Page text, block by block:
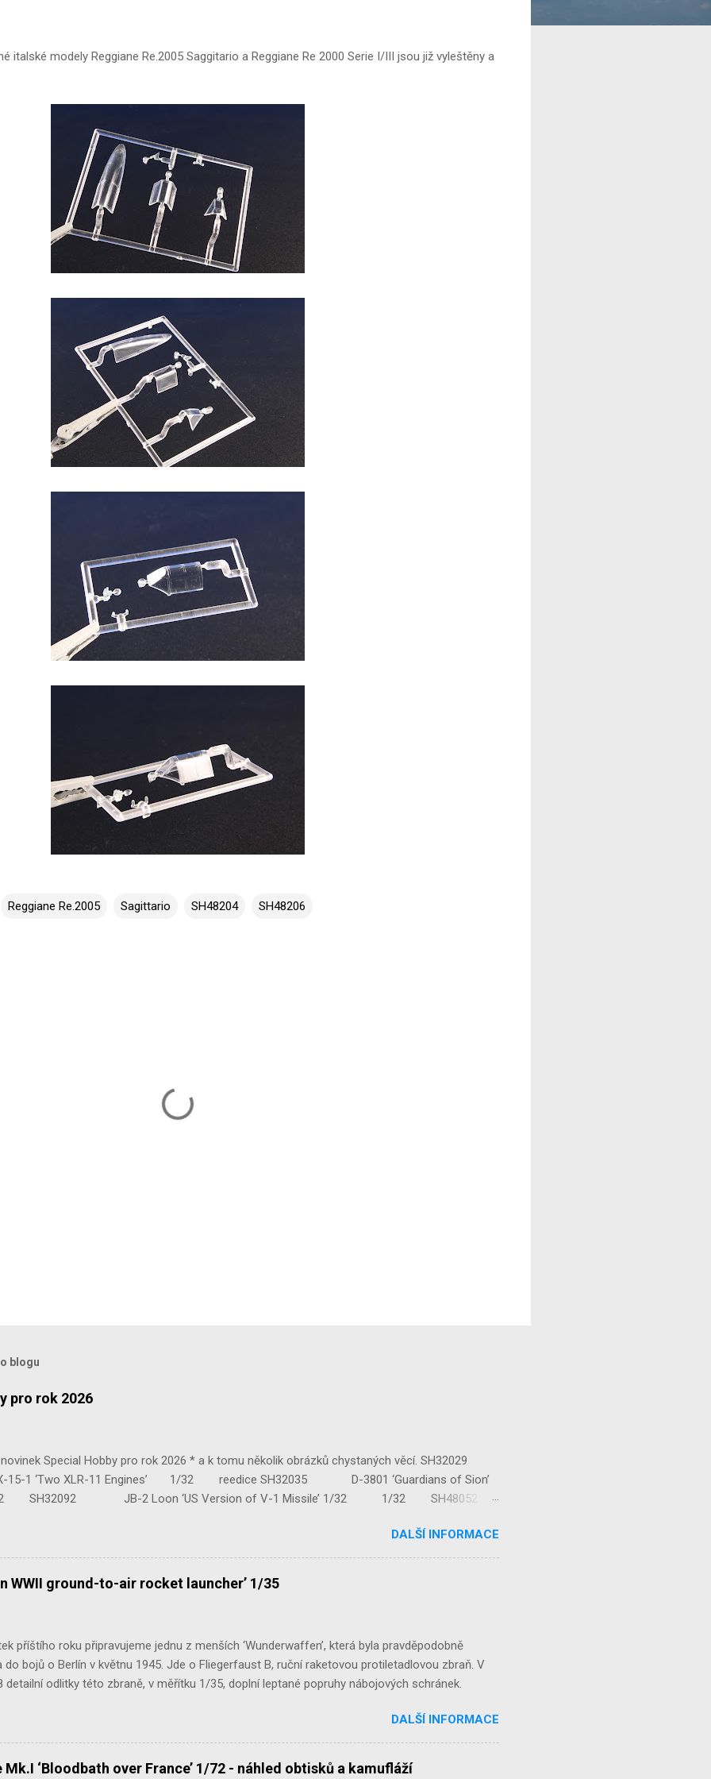
italské modely Reggiane Re.2005 Saggitario a Reggiane Re 2000 Serie I/III jsou již vyleštěny a
Reggiane Re.2005 Sagittario SH48204 SH48206
blogu
pro rok 2026
Special Hobby pro rok 2026 * a k tomu několik obrázků chystaných věcí. SH32029
‘Two XLR-11 Engines’ 1/32 reedice SH32035 D-3801 ‘Guardians of Sion’
JB-2 Loon ‘US Version of V-1 Missile’ 1/32 1/32 SH48052
DALŠÍ INFORMACE
WWII ground-to-air rocket launcher’ 1/35
příštího roku připravujeme jednu z menších ‘Wunderwaffen’, která byla pravděpodobně
do bojů o Berlín v květnu 1945. Jde o Fliegerfaust B, ruční raketovou protiletadlovou zbraň. V
detailní odlitky této zbraně, v měřítku 1/35, doplní leptané popruhy nábojových schránek.
DALŠÍ INFORMACE
‘Bloodbath over France’ 1/72 - náhled obtisků a kamufláží